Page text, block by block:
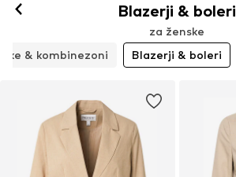
Blazerji & boleri
za ženske
& kombinezoni
Blazerji & boleri